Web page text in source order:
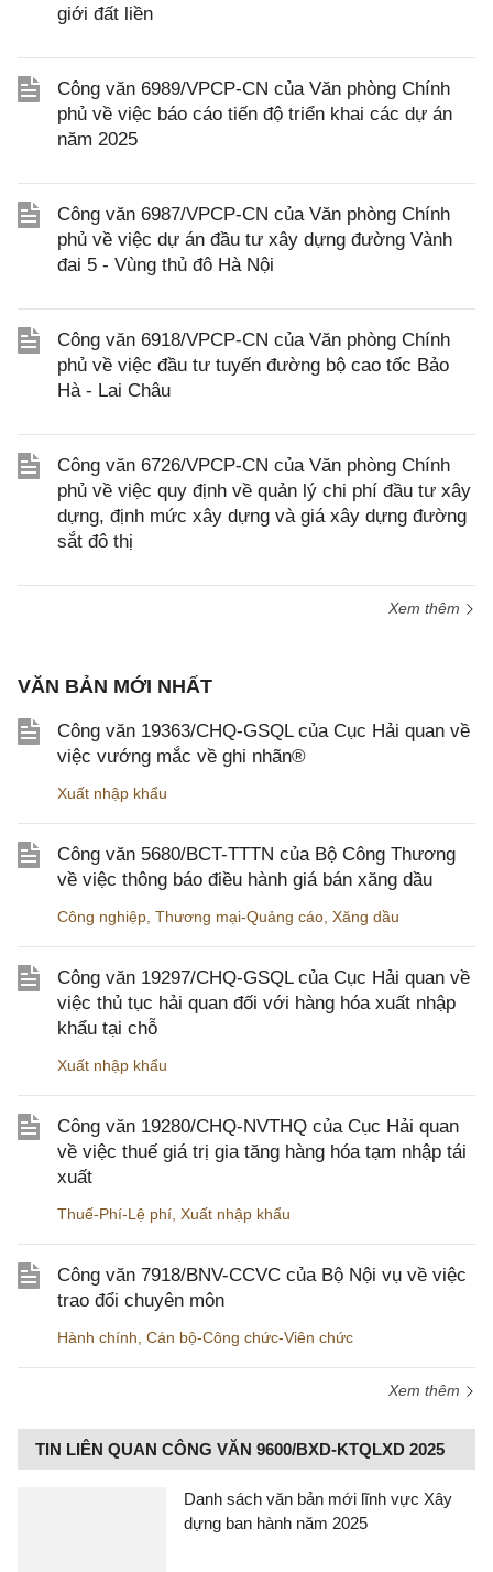
giới đất liền
Công văn 6989/VPCP-CN của Văn phòng Chính
phủ về việc báo cáo tiến độ triển khai các dự án
năm 2025
Công văn 6987/VPCP-CN của Văn phòng Chính
phủ về việc dự án đầu tư xây dựng đường Vành
đai 5 - Vùng thủ đô Hà Nội
Công văn 6918/VPCP-CN của Văn phòng Chính
phủ về việc đầu tư tuyến đường bộ cao tốc Bảo
Hà - Lai Châu
Công văn 6726/VPCP-CN của Văn phòng Chính
phủ về việc quy định về quản lý chi phí đầu tư xây
dựng, định mức xây dựng và giá xây dựng đường
sắt đô thị
Xem thêm
VĂN BẢN MỚI NHẤT
Công văn 19363/CHQ-GSQL của Cục Hải quan về
việc vướng mắc về ghi nhãn®
Xuất nhập khẩu
Công văn 5680/BCT-TTTN của Bộ Công Thương
về việc thông báo điều hành giá bán xăng dầu
Công nghiệp Thương mại-Quảng cáo Xăng dầu
Công văn 19297/CHQ-GSQL của Cục Hải quan về
việc thủ tục hải quan đối với hàng hóa xuất nhập
khẩu tại chỗ
Xuất nhập khẩu
Công văn 19280/CHQ-NVTHQ của Cục Hải quan
về việc thuế giá trị gia tăng hàng hóa tạm nhập tái
xuất
Thuế-Phí-Lệ phí Xuất nhập khẩu
Công văn 7918/BNV-CCVC của Bộ Nội vụ về việc
trao đổi chuyên môn
Hành chính Cán bộ-Công chức-Viên chức
Xem thêm
TIN LIÊN QUAN CÔNG VĂN 9600/BXD-KTQLXD 2025
Danh sách văn bản mới lĩnh vực Xây
dựng ban hành năm 2025